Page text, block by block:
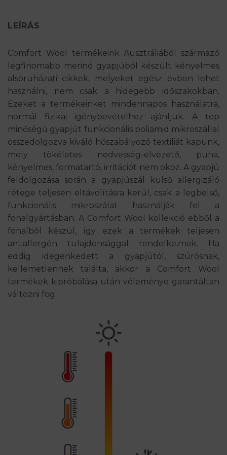
LEÍRÁS
Comfort Wool termékeink Ausztráliából származó
legfinomabb merinó gyapjúból készült kényelmes
alsóruházati cikkek, melyeket egész évben lehet
használni, nem csak a hidegebb időszakokban.
Ezeket a termékeinket mindennapos használatra,
normál fizikai igénybevételhez ajánljuk. A top
minőségű gyapjút funkcionális poliamid mikroszállal
összedolgozva kiváló hőszabályozó textiliát kapunk,
mely tökéletes nedvesség-elvezető, puha,
kényelmes, formatartó, irritációt nem okoz. A gyapjú
feldolgozása során a gyapjúszál külső allergizáló
rétege teljesen eltávolításra kerül, csak a legbelső,
funkcionális mikroszálat használják fel a
fonalgyártásban. A Comfort Wool kollekció ebből a
fonalból készül, így ezek a termékek teljesen
antiallergén tulajdonsággal rendelkeznek. Ha
eddig idegenkedett a gyapjútól, szúrósnak,
kellemetlennek találta, akkor a Comfort Wool
termékek kipróbálása után véleménye garantáltan
változni fog.